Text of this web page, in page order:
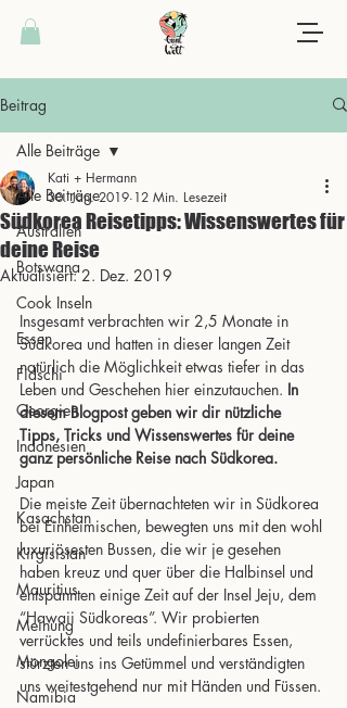
Beitrag
Alle Beiträge
Australien
Botswana
Cook Inseln
Essen
Fidschi
Georgien
Indonesien
Japan
Kasachstan
Kirgisistan
Mauritius
Meinung
Mongolei
Namibia
Alle Beiträge
Südkorea Reisetipps: Wissenswertes für
deine Reise
Kati + Hermann
30. Jan. 2019 12 Min. Lesezeit
Aktualisiert:2. Dez. 2019
Insgesamt verbrachten wir 2,5 Monate in
Südkorea und hatten in dieser langen Zeit
natürlich die Möglichkeit etwas tiefer in das
Leben und Geschehen hier einzutauchen. In
diesem Blogpost geben wir dir nützliche
Tipps, Tricks und Wissenswertes für deine
ganz persönliche Reise nach Südkorea.
Die meiste Zeit übernachteten wir in Südkorea
bei Einheimischen, bewegten uns mit den wohl
luxuriösesten Bussen, die wir je gesehen
haben kreuz und quer über die Halbinsel und
entspannten einige Zeit auf der Insel Jeju, dem
“Hawaii Südkoreas”. Wir probierten
verrücktes und teils undefinierbares Essen,
stürzten uns ins Getümmel und verständigten
uns weitestgehend nur mit Händen und Füssen.